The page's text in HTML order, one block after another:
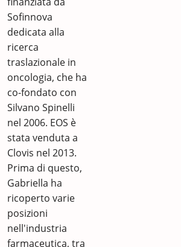
Sofinnova
dedicata alla
ricerca
traslazionale in
oncologia, che ha
co-fondato con
Silvano Spinelli
nel 2006. EOS è
stata venduta a
Clovis nel 2013.
Prima di questo,
Gabriella ha
ricoperto varie
posizioni
nell'industria
farmaceutica, tra